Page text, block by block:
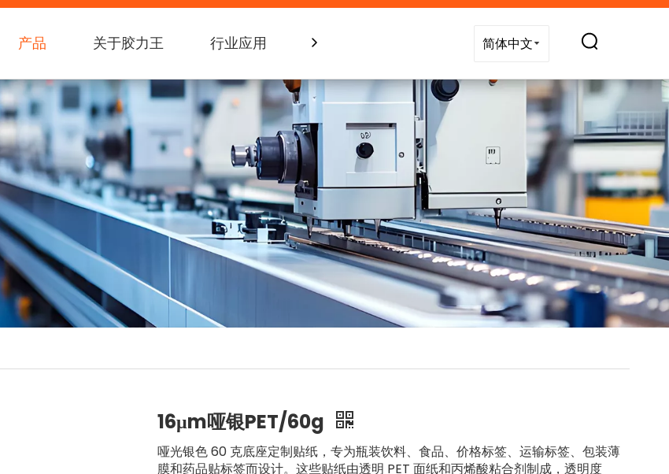
产品 关于胶力王 行业应用 技术支持 联系我们
简体中文
16μm哑银PET/60g
哑光银色 60 克底座定制贴纸，专为瓶装饮料、食品、价格标签、运输标签、包装薄
膜和药品贴标签而设计。这些贴纸由透明 PET 面纸和丙烯酸粘合剂制成，透明度